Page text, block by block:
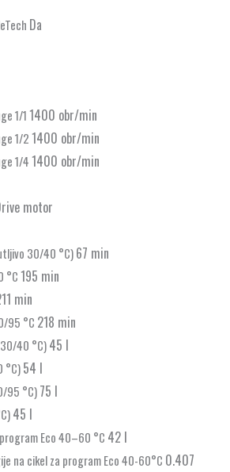
Da
1/11400 obr/min
1/21400 obr/min
1/41400 obr/min
motor
30/40 °C)67 min
°C195 min
min
95 °C 218 min
40 °C)45 l
°C)54 l
95 °C)75 l
45 l
Eco 40–60 °C 42 l
na cikel za program Eco 40-60°C 0.407